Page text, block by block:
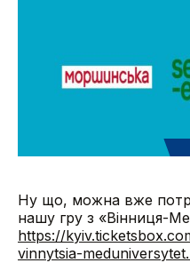
Ну що, можна вже
нашу гру з «Вінниця-
https://
vinnytsia-